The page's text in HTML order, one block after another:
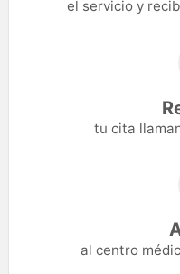
el servicio y
tu cita
al centro